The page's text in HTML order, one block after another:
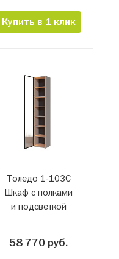
Купить в 1 клик
Толедо 1-103С
Шкаф с полками
и подсветкой
58 770 руб.